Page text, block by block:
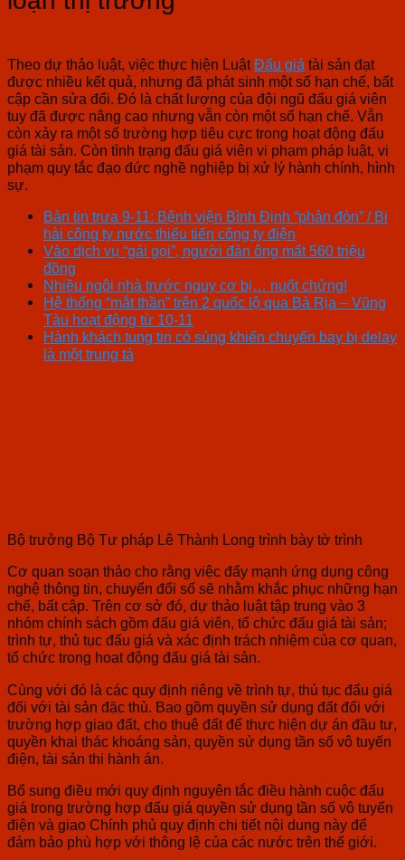
Theo dự thảo luật, việc thực hiện LuậtĐấu giá tài sản đạt
được nhiều kết quả, nhưng đã phát sinh một số hạn chế, bất
cập cần sửa đổi. Đó là chất lượng của đội ngũ đấu giá viên
tuy đã được nâng cao nhưng vẫn còn một số hạn chế. Vẫn
còn xảy ra một số trường hợp tiêu cực trong hoạt động đấu
giá tài sản. Còn tình trạng đấu giá viên vi phạm pháp luật, vi
phạm quy tắc đạo đức nghề nghiệp bị xử lý hành chính, hình
sự.
Bản tin trưa 9-11: Bệnh viện Bình Định “phản đòn” / Bi
hài công ty nước thiếu tiến công ty điện
Vào dịch vụ “gái gọi”, người đàn ông mất 560 triệu
đồng
Nhiều ngôi nhà trước nguy cơ bị… nuốt chửng!
Hệ thống “mắt thần” trên 2 quốc lộ qua Bà Rịa – Vũng
Tàu hoạt động từ 10-11
Hành khách tung tin có súng khiến chuyến bay bị delay
là một trung tá
Bộ trưởng Bộ Tư pháp Lê Thành Long trình bày tờ trình
Cơ quan soạn thảo cho rằng việc đẩy mạnh ứng dụng công
nghệ thông tin, chuyển đổi số sẽ nhằm khắc phục những hạn
chế, bất cập. Trên cơ sở đó, dự thảo luật tập trung vào 3
nhóm chính sách gồm đấu giá viên, tổ chức đấu giá tài sản;
trình tự, thủ tục đấu giá và xác định trách nhiệm của cơ quan,
tổ chức trong hoạt động đấu giá tài sản.
Cùng với đó là các quy định riêng về trình tự, thủ tục đấu giá
đối với tài sản đặc thù. Bao gồm quyền sử dụng đất đối với
trường hợp giao đất, cho thuê đất để thực hiện dự án đầu tư,
quyền khai thác khoáng sản, quyền sử dụng tần số vô tuyến
điện, tài sản thi hành án.
Bổ sung điều mới quy định nguyên tắc điều hành cuộc đấu
giá trong trường hợp đấu giá quyền sử dụng tần số vô tuyến
điện và giao Chính phủ quy định chi tiết nội dung này để
đảm bảo phù hợp với thông lệ của các nước trên thế giới.